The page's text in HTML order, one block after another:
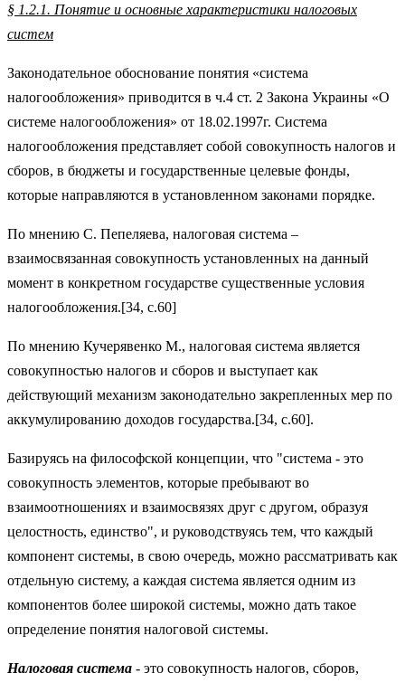
§ 1.2.1. Понятие и основные характеристики налоговых
систем
Законодательное обоснование понятия «система
налогообложения» приводится в ч.4 ст. 2 Закона Украины «О
системе налогообложения» от 18.02.1997г. Система
налогообложения представляет собой совокупность налогов и
сборов, в бюджеты и государственные целевые фонды,
которые направляются в установленном законами порядке.
По мнению С. Пепеляева, налоговая система –
взаимосвязанная совокупность установленных на данный
момент в конкретном государстве существенные условия
налогообложения.[34, c.60]
По мнению Кучерявенко М., налоговая система является
совокупностью налогов и сборов и выступает как
действующий механизм законодательно закрепленных мер по
аккумулированию доходов государства.[34, c.60].
Базируясь на философской концепции, что "система - это
совокупность элементов, которые пребывают во
взаимоотношениях и взаимосвязях друг с другом, образуя
целостность, единство", и руководствуясь тем, что каждый
компонент системы, в свою очередь, можно рассматривать как
отдельную систему, а каждая система является одним из
компонентов более широкой системы, можно дать такое
определение понятия налоговой системы.
Налоговая система - это совокупность налогов, сборов,